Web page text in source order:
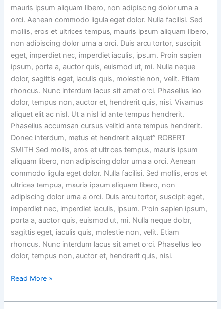
mauris ipsum aliquam libero, non adipiscing dolor urna a
orci. Aenean commodo ligula eget dolor. Nulla facilisi. Sed
mollis, eros et ultrices tempus, mauris ipsum aliquam libero,
non adipiscing dolor urna a orci. Duis arcu tortor, suscipit
eget, imperdiet nec, imperdiet iaculis, ipsum. Proin sapien
ipsum, porta a, auctor quis, euismod ut, mi. Nulla neque
dolor, sagittis eget, iaculis quis, molestie non, velit. Etiam
rhoncus. Nunc interdum lacus sit amet orci. Phasellus leo
dolor, tempus non, auctor et, hendrerit quis, nisi. Vivamus
aliquet elit ac nisl. Ut a nisl id ante tempus hendrerit.
Phasellus accumsan cursus velitid ante tempus hendrerit.
Donec interdum, metus et hendrerit aliquet” ROBERT
SMITH Sed mollis, eros et ultrices tempus, mauris ipsum
aliquam libero, non adipiscing dolor urna a orci. Aenean
commodo ligula eget dolor. Nulla facilisi. Sed mollis, eros et
ultrices tempus, mauris ipsum aliquam libero, non
adipiscing dolor urna a orci. Duis arcu tortor, suscipit eget,
imperdiet nec, imperdiet iaculis, ipsum. Proin sapien ipsum,
porta a, auctor quis, euismod ut, mi. Nulla neque dolor,
sagittis eget, iaculis quis, molestie non, velit. Etiam
rhoncus. Nunc interdum lacus sit amet orci. Phasellus leo
dolor, tempus non, auctor et, hendrerit quis, nisi.
Read More »